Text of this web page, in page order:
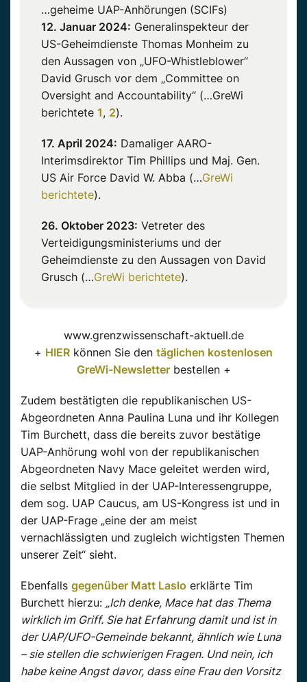
…geheime UAP-Anhörungen (SCIFs)
12. Januar 2024: Generalinspekteur der
US-Geheimdienste Thomas Monheim zu
den Aussagen von „UFO-Whistleblower“
David Grusch vor dem „Committee on
Oversight and Accountability“ (…GreWi
berichtete 1, 2).
17. April 2024: Damaliger AARO-
Interimsdirektor Tim Phillips und Maj. Gen.
US Air Force David W. Abba (…GreWi
berichtete).
26. Oktober 2023: Vetreter des
Verteidigungsministeriums und der
Geheimdienste zu den Aussagen von David
Grusch (…GreWi berichtete).
www.grenzwissenschaft-aktuell.de
+ HIER können Sie den täglichen kostenlosen
GreWi-Newsletterbestellen +
Zudem bestätigten die republikanischen US-
Abgeordneten Anna Paulina Luna und ihr Kollegen
Tim Burchett, dass die bereits zuvor bestätige
UAP-Anhörung wohl von der republikanischen
Abgeordneten Navy Mace geleitet werden wird,
die selbst Mitglied in der UAP-Interessengruppe,
dem sog. UAP Caucus, am US-Kongress ist und in
der UAP-Frage „eine der am meist
vernachlässigten und zugleich wichtigsten Themen
unserer Zeit“ sieht.
Ebenfalls gegenüber Matt Laslo erklärte Tim
Burchett hierzu: „Ich denke, Mace hat das Thema
wirklich im Griff. Sie hat Erfahrung damit und ist in
der UAP/UFO-Gemeinde bekannt, ähnlich wie Luna
– sie stellen die schwierigen Fragen. Und nein, ich
habe keine Angst davor, dass eine Frau den Vorsitz